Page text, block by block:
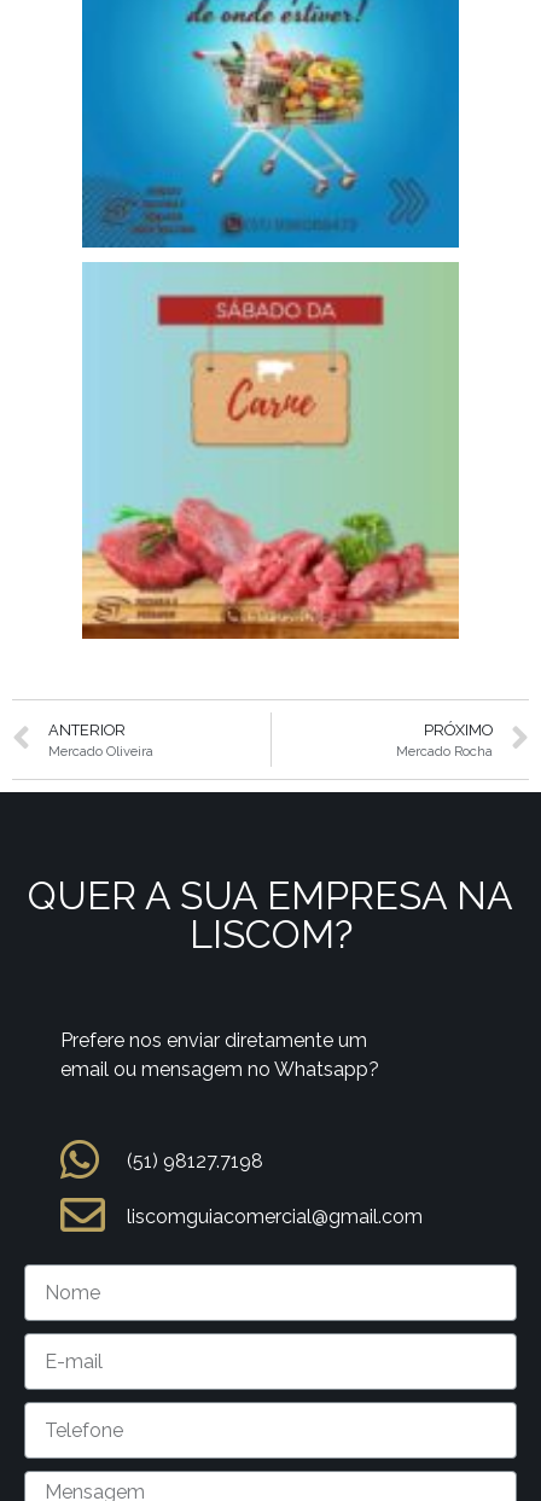
ANTERIOR
Mercado Oliveira
PRÓXIMO
Mercado Rocha
QUER A SUA EMPRESA NA
LISCOM?
Prefere nos enviar diretamente um
email ou mensagem no Whatsapp?
(51) 98127.7198
liscomguiacomercial@gmail.com